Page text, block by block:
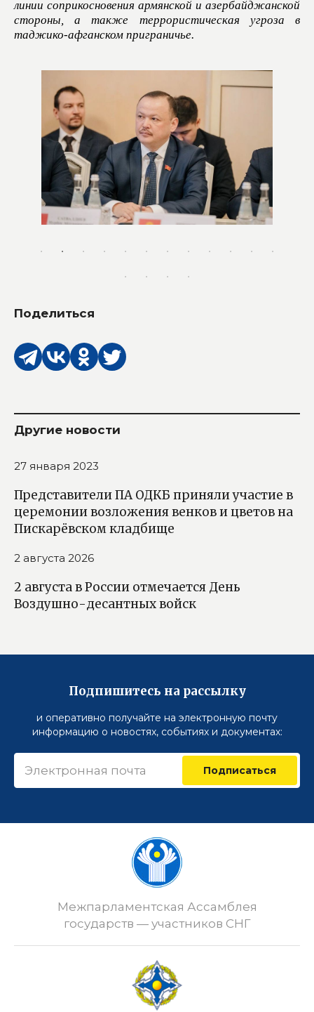
линии соприкосновения армянской и азербайджанской
стороны, а также террористическая угроза в
таджико-афганском приграничье.
Поделиться
Другие новости
27 января 2023
Представители ПА ОДКБ приняли участие в
церемонии возложения венков и цветов на
Пискарёвском кладбище
2 августа 2026
2 августа в России отмечается День
Воздушно-десантных войск
Подпишитесь на рассылку
и оперативно получайте на электронную почту
информацию о новостях, событиях и документах:
Подписаться
Межпарламентская Ассамблея
государств — участников СНГ